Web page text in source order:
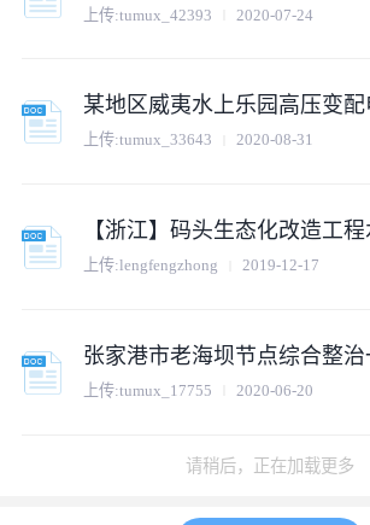
上传:tumux_42393 2020-07-24
上传:tumux_33643 2020-08-31
上传:lengfengzhong 2019-12-17
上传:tumux_17755 2020-06-20
请稍后，正在加载更多